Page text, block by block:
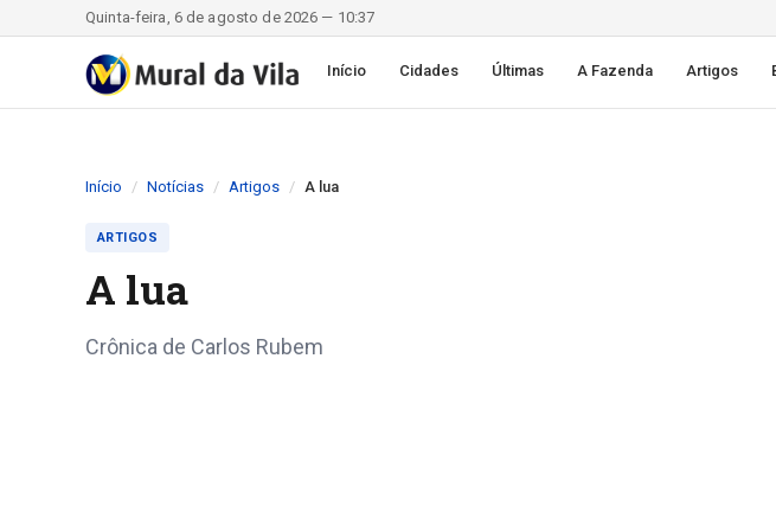
Quinta-feira, 6 de agosto de 2026 — 10:37
Início Cidades Últimas A Fazenda Artigos
Início Notícias Artigos A lua
ARTIGOS
A lua
Crônica de Carlos Rubem